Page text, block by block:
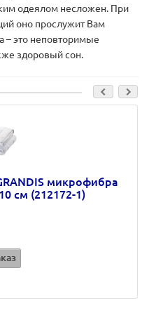
одеялом несложен. При
оно прослужит Вам
– это неповторимые
здоровый сон.
микрофибра
см (212172-1)